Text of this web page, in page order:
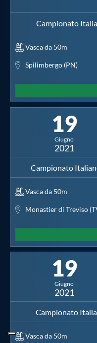
Campionato
Vasca da 50m
Spilimbergo (PN)
19
Giugno
2021
Vasca da 50m
Monastier di Treviso
19
Giugno
2021
Campionato
Vasca da 50m